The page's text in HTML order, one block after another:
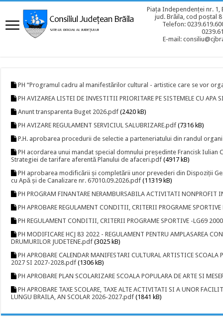
Piața Independenței nr. 1,
jud. Brăila, cod poștal
Telefon:
E-mail:
PH “Programul cadru al manifestărilor cultural - artistice care se vor
PH AVIZAREA LISTEI DE INVESTITII PRIORITARE PE SISTEMELE CU
Anunt transparenta Buget 2026.pdf (2420 kB)
PH AVIZARE REGULAMENT SERVICIUL SALUBRIZARE.pdf (7316 kB)
P.H. aprobarea procedurii de selectie a parteneriatului din randul
PH acordarea unui mandat special domnului președinte Francisk Iulian
Strategiei de tarifare aferentă Planului de afaceri.pdf (4917 kB)
PH aprobarea modificării și completării unor prevederi din Dispoziții
cu Apă și de Canalizare nr. 67010.09.2026.pdf (11319 kB)
PH PROGRAM FINANTARE NERAMBURSABILA ACTIVITATI NONPROFIT
PH APROBARE REGULAMENT CONDITII, CRITERII PROGRAME
PH REGULAMENT CONDITII, CRITERII PROGRAME SPORTIVE -LG69
PH MODIFICARE HCJ 83 2022 - REGULAMENT PENTRU AMPLASAREA
DRUMURILOR JUDETENE.pdf (3025 kB)
PH APROBARE CALENDAR MANIFESTARI CULTURAL ARTISTICE
2027 SI 2027-2028.pdf (1306 kB)
PH APROBARE PLAN SCOLARIZARE SCOALA POPULARA DE ARTE SI
PH APROBARE TAXE SCOLARE, TAXE ALTE ACTIVITATI SI A UNOR
LUNGU BRAILA, AN SCOLAR 2026-2027.pdf (1841 kB)